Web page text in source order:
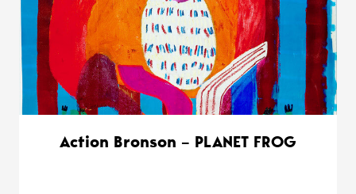
Action Bronson – PLANET FROG